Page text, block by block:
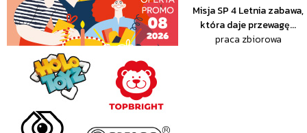
Misja SP 4 Letnia zabawa,
która daje przewagę...
praca zbiorowa